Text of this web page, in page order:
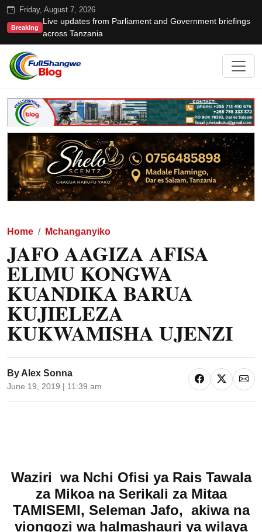
Friday, August 7, 2026
Breaking
Live updates from Parliament and Government briefings
across Tanzania
Home Mchanganyiko
JAFO AAGIZA AFISA
ELIMU KONGWA
KUANDIKA BARUA
KUJIELEZA
KUKWAMISHA UJENZI
By Alex Sonna
June 19, 2019 | 11:39 am
Waziri wa Nchi Ofisi ya Rais Tawala
za Mikoa na Serikali za Mitaa
TAMISEMI, Seleman Jafo, akiwa na
viongozi wa halmashauri ya wilaya